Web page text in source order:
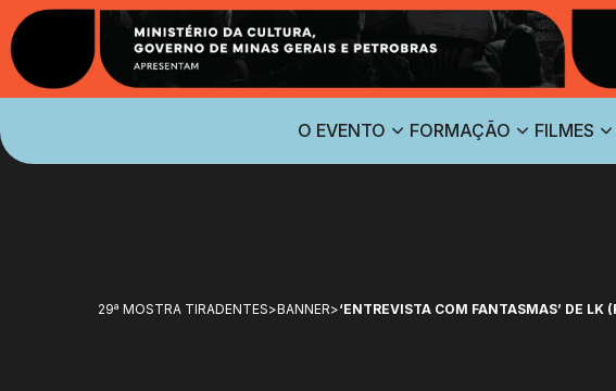
O EVENTO FORMAÇÃO FILMES
29ª MOSTRA TIRADENTES>BANNER>‘ENTREVISTA COM FANTASMAS’ DE LK